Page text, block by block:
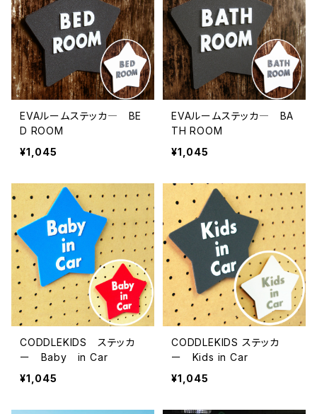
EVAルームステッカ― BE
D ROOM
¥1,045
EVAルームステッカ― BA
TH ROOM
¥1,045
CODDLEKIDS ステッカ
ー Baby in Car
¥1,045
CODDLEKIDS ステッカ
ー Kids in Car
¥1,045